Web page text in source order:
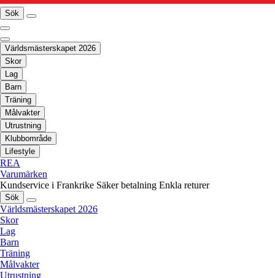
Sök
Världsmästerskapet 2026
Skor
Lag
Barn
Träning
Målvakter
Utrustning
Klubbområde
Lifestyle
REA
Varumärken
Kundservice i Frankrike Säker betalning Enkla returer
Sök
Världsmästerskapet 2026
Skor
Lag
Barn
Träning
Målvakter
Utrustning